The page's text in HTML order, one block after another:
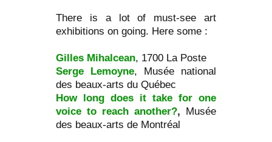
There is a lot of must-see art
exhibitions on going. Here some :
Gilles Mihalcean, 1700 La Poste
Serge Lemoyne, Musée national
des beaux-arts du Québec
How long does it take for one
voice to reach another?, Musée
des beaux-arts de Montréal